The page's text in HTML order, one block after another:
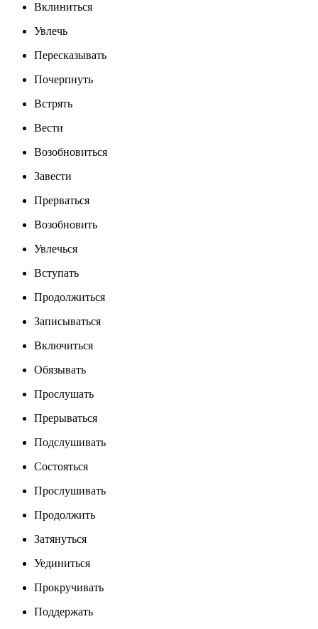
Вклиниться
Увлечь
Пересказывать
Почерпнуть
Встрять
Вести
Возобновиться
Завести
Прерваться
Возобновить
Увлечься
Вступать
Продолжиться
Записываться
Включиться
Обязывать
Прослушать
Прерываться
Подслушивать
Состояться
Прослушивать
Продолжить
Затянуться
Уединиться
Прокручивать
Поддержать